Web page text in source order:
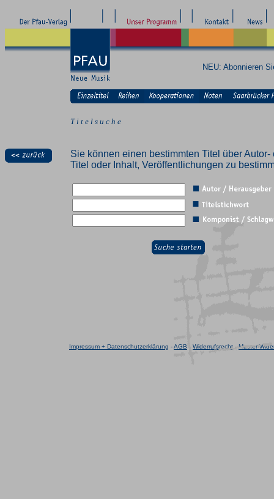
NEU: Abonnieren
T i t e l s u c h e
Sie können einen bestimmten Titel über
Titel oder Inhalt, Veröffentlichungen zu
Impressum + Datenschutzerklärung -AGB Widerrufsrecht - Muster-